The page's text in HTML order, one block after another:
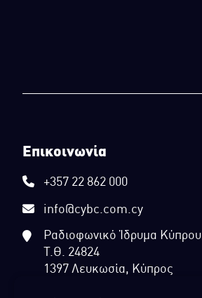
Επικοινωνία
+357 22 862 000
info@cybc.com.cy
Ραδιοφωνικό Ίδρυμα Κύπρου
Τ.Θ. 24824
1397 Λευκωσία, Κύπρος